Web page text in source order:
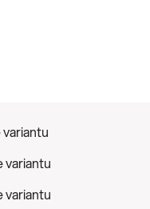
variantu
variantu